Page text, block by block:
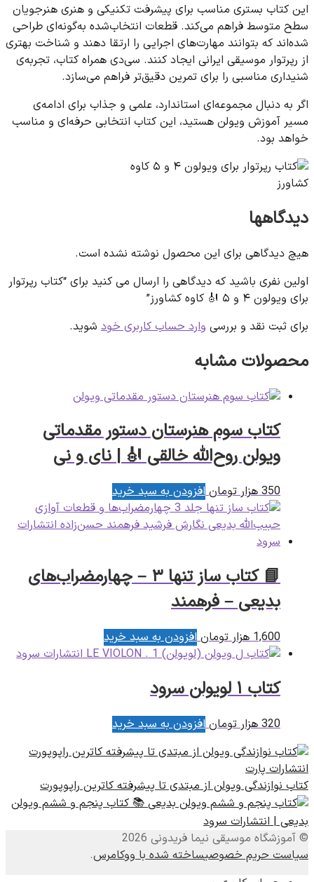
این کتاب بستری مناسب برای پیشرفت تکنیکی و هنری هنرجویان
سطح متوسط فراهم می‌کند. قطعات انتخاب‌شده به‌گونه‌ای طراحی
شده‌اند که بتوانند مهارت‌های اجرایی را ارتقا دهند و شناخت بهتری
از رپرتوار موسیقی ایرانی ایجاد کنند. سی‌دی همراه کتاب، تجربه‌ی
شنیداری مناسبی را برای تمرین دقیق‌تر فراهم می‌سازد.
اگر به دنبال مجموعه‌ای استاندارد، علمی و جذاب برای ادامه‌ی
مسیر آموزش ویولن هستید، این کتاب انتخابی حرفه‌ای و مناسب
خواهد بود.
دیدگاهها
هیچ دیدگاهی برای این محصول نوشته نشده است.
اولین نفری باشید که دیدگاهی را ارسال می کنید برای “کتاب رپرتوار
برای ویولون ۴ و ۵ 🎻 کاوه کشاورز”
برای ثبت نقد و بررسی وارد حساب کاربری خود شوید.
محصولات مشابه
کتاب سوم هنرستان دستور مقدماتی
ویولن روح‌الله خالقی 🎻 | نای و نی
350 هزار تومان افزودن به سبد خرید
📘 کتاب ساز تنها ۳ – چهارمضراب‌های
بدیعی – فرهمند
1,600 هزار تومان افزودن به سبد خرید
کتاب ۱ لویولن سرود
320 هزار تومان افزودن به سبد خرید
کتاب نوازندگی ویولن از مبتدی تا پیشرفته کاترین راپوپورت
📚 کتاب پنجم و ششم ویولن
بدیعی | انتشارات سرود
© آموزشگاه موسیقی نیما فریدونی 2026
سیاست حریم خصوصیساخته شده با ووکامرس.